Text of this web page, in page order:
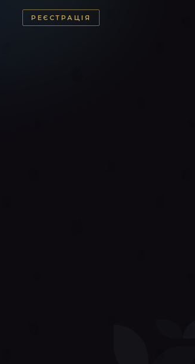
РЕЄСТРАЦІЯ